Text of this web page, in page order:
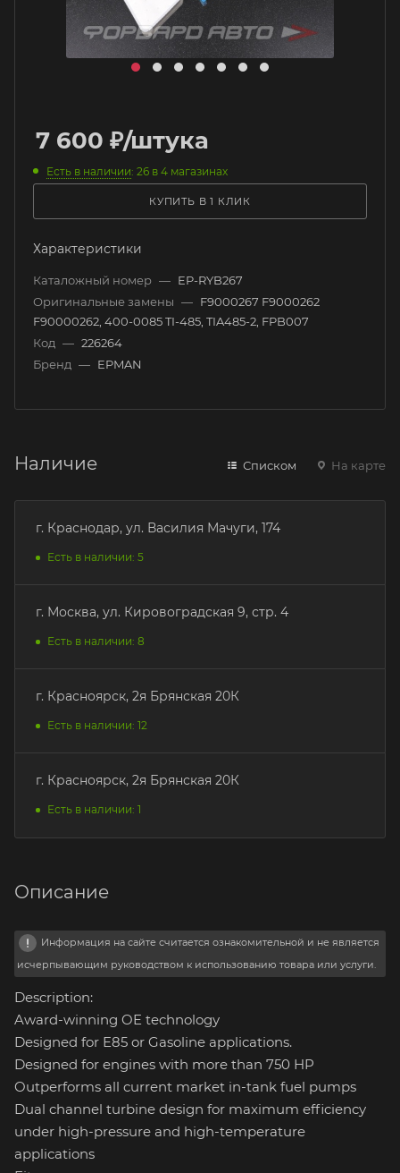
7 600 ₽/штука
Есть в наличии: 26 в 4 магазинах
КУПИТЬ В 1 КЛИК
Характеристики
Каталожный номер — EP-RYB267
Оригинальные замены — F9000267 F9000262
F90000262, 400-0085 TI-485, TIA485-2, FPB007
Код — 226264
Бренд — EPMAN
Наличие Списком На карте
г. Краснодар, ул. Василия Мачуги, 174
Есть в наличии: 5
г. Москва, ул. Кировоградская 9, стр. 4
Есть в наличии: 8
г. Красноярск, 2я Брянская 20К
Есть в наличии: 12
г. Красноярск, 2я Брянская 20К
Есть в наличии: 1
Описание
Информация на сайте считается ознакомительной и не является
исчерпывающим руководством к использованию товара или услуги.
Description:
Award-winning OE technology
Designed for E85 or Gasoline applications.
Designed for engines with more than 750 HP
Outperforms all current market in-tank fuel pumps
Dual channel turbine design for maximum efficiency
under high-pressure and high-temperature
applications